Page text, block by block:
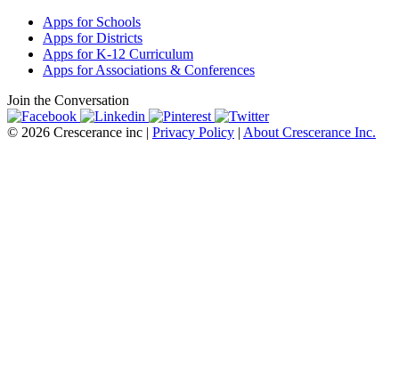
Apps for Schools
Apps for Districts
Apps for K-12 Curriculum
Apps for Associations & Conferences
Join the Conversation
© 2026 Crescerance inc | Privacy Policy | About Crescerance Inc.